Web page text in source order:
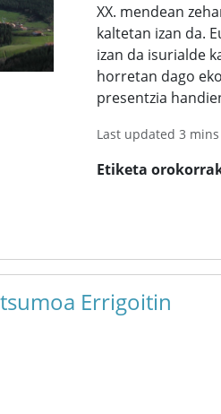
XX. mendean
kaltetan izan da.
izan da isurialde
horretan dago
presentzia
Last updated 3
Etiketa
Errigoitin